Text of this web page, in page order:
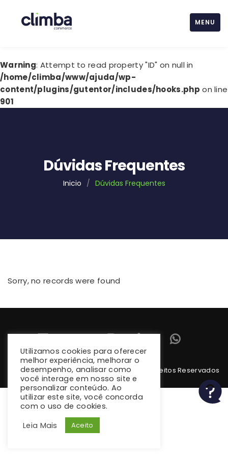
MENU
Warning: Attempt to read property "ID" on null in
/home/climba/www/ajuda/wp-
content/plugins/gutentor/includes/hooks.php on line
901
Dúvidas Frequentes
Inicio / Dúvidas Frequentes
Sorry, no records were found
Copyright 2026 climba.com.br. Todos os Direitos Reservados
Utilizamos cookies para oferecer
melhor experiência, melhorar o
desempenho, analisar como
você interage em nosso site e
personalizar conteúdo. Ao
utilizar este site, você concorda
com o uso de cookies.
Leia Mais
Aceito